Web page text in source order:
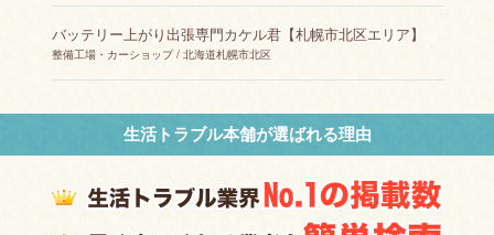
バッテリー上がり出張専門カケル君【札幌市北区エリア】
整備工場・カーショップ / 北海道札幌市北区
生活トラブル本舗が選ばれる理由